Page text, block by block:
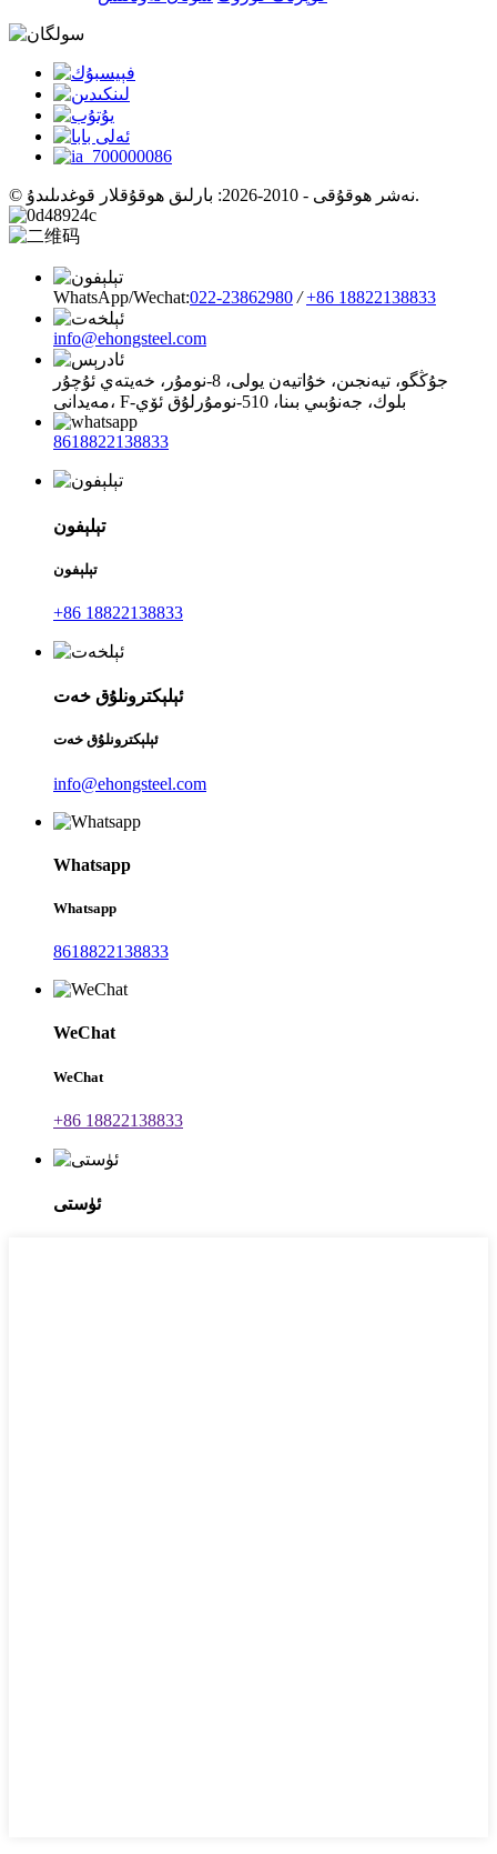
© نەشر ھوقۇقى - 2010-2026: بارلىق ھوقۇقلار قوغدىلىدۇ.
WhatsApp/Wechat:022-23862980 / +86 18822138833
info@ehongsteel.com
جۇڭگو، تيەنجىن، خۇاتيەن يولى، 8-نومۇر، خەيتەي ئۇچۇر
مەيدانى، F-بلوك، جەنۇبىي بىنا، 510-نومۇرلۇق ئۆي
8618822138833
تېلېفون
تېلېفون
+86 18822138833
ئېلېكترونلۇق خەت
ئېلېكترونلۇق خەت
info@ehongsteel.com
Whatsapp
Whatsapp
8618822138833
WeChat
WeChat
+86 18822138833
ئۈستى